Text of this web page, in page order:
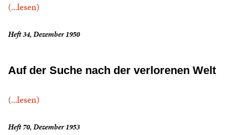
(...lesen)
Heft 34, Dezember 1950
Auf der Suche nach der verlorenen Welt
(...lesen)
Heft 70, Dezember 1953